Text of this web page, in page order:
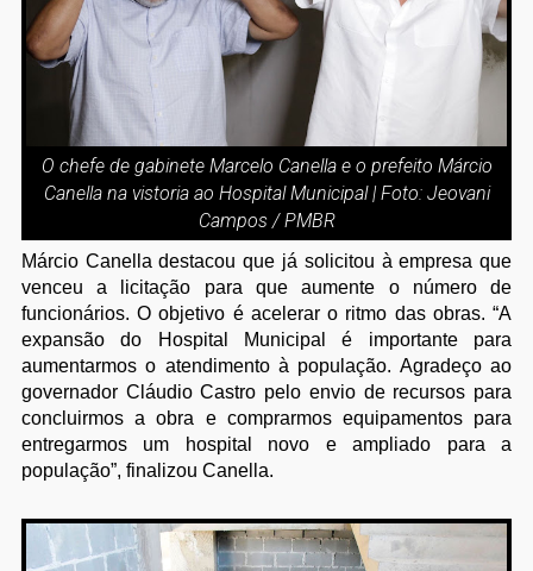
O chefe de gabinete Marcelo Canella e o prefeito Márcio
Canella na vistoria ao Hospital Municipal | Foto: Jeovani
Campos / PMBR
Márcio Canella destacou que já solicitou à empresa que
venceu a licitação para que aumente o número de
funcionários. O objetivo é acelerar o ritmo das obras. “A
expansão do Hospital Municipal é importante para
aumentarmos o atendimento à população. Agradeço ao
governador Cláudio Castro pelo envio de recursos para
concluirmos a obra e comprarmos equipamentos para
entregarmos um hospital novo e ampliado para a
população”, finalizou Canella.